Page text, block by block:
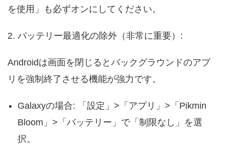
を使用」も必ずオンにしてください。
2. バッテリー最適化の除外（非常に重要）:
Androidは画面を閉じるとバックグラウンドのアプ
リを強制終了させる機能が強力です。
Galaxyの場合: 「設定」>「アプリ」>「Pikmin
Bloom」>「バッテリー」で「制限なし」を選
択。